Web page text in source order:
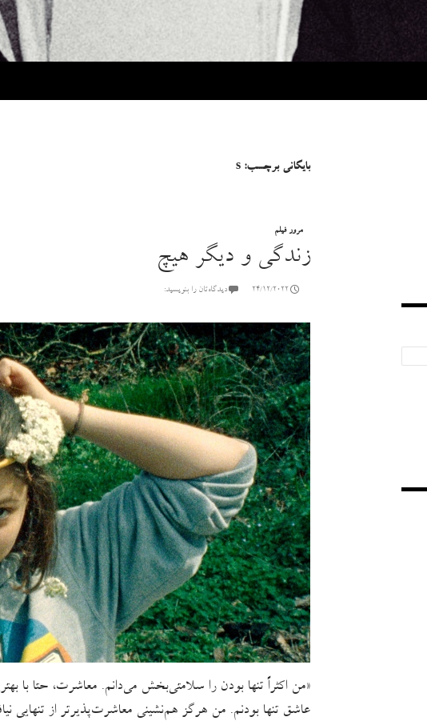
بایگانی برچسب: s
مرور فیلم
زندگی و دیگر هیچ
24/12/2022 دیدگاه‌تان را بنویسید:
«من اکثراً تنها بودن را سلامتی‌بخش می‌دانم. معاشرت، حتا
عاشق تنها بودنم. من هرگز هم‌نشینی معاشرت‌پذیرتر از تنهایی